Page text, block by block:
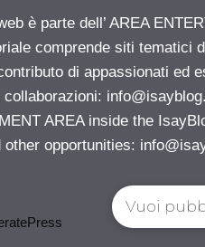
è parte dell’ AREA
comprende siti tematici
di appassionati ed
AREA inside the
other opportunities:
Vuoi